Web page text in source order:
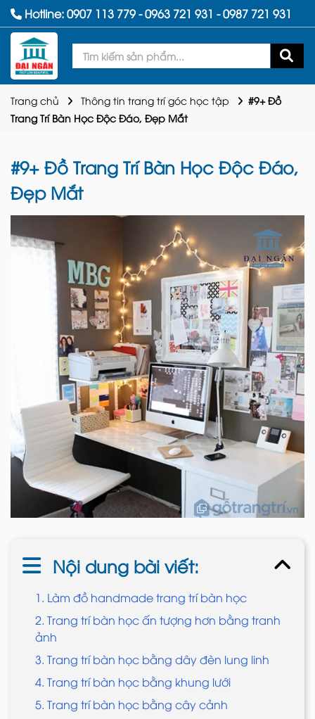
Hotline:0907 113 779-0963 721 931 -0987 721 931
Trang chủ Thông tin trang trí góc học tập
#9+ Đồ
Trang Trí Bàn Học Độc Đáo, Đẹp Mắt
#9+ Đồ Trang Trí Bàn Học Độc Đáo,
Đẹp Mắt
Nội dung bài viết:
1. Làm đồ handmade trang trí bàn học
2. Trang trí bàn học ấn tượng hơn bằng tranh
ảnh
3. Trang trí bàn học bằng dây đèn lung linh
4. Trang trí bàn học bằng khung lưới
5. Trang trí bàn học bằng cây cảnh